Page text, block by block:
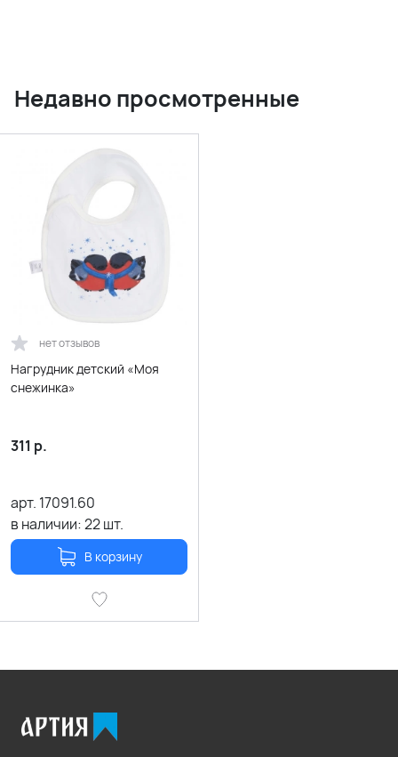
Недавно просмотренные
нет отзывов
Нагрудник детский «Моя
снежинка»
311 р.
арт. 17091.60
в наличии:22шт.
В корзину